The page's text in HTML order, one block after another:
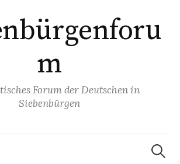
m
Forum der Deutschen in
Siebenbürgen
Suchen
nach: